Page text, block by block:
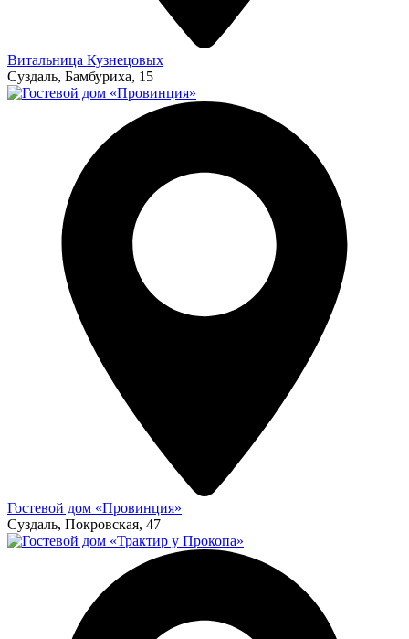
Витальница Кузнецовых
Суздаль, Бамбуриха, 15
Гостевой дом «Провинция»
Суздаль, Покровская, 47